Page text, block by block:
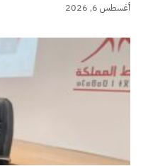
أغسطس 6, 2026